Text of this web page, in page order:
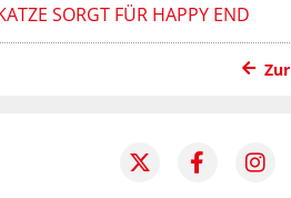
SORGT FÜR HAPPY END